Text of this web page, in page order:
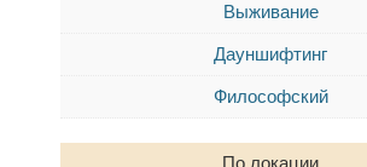
Выживание
Дауншифтинг
Философский
По локации